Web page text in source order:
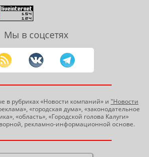
Мы в соцсетях
в рубриках «Новости компаний» и "Новости
«городская дума», «законодательное
«область», «Городской голова Калуги»
рекламно-информационной основе.